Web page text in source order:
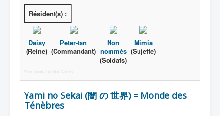
Résident(s) :
Daisy
(Reine)
Peter-tan
(Commandant)
Non
nommés
(Soldats)
Mimia
(Sujette)
Yami no Sekai (闇 の 世界) = Monde des
Ténèbres